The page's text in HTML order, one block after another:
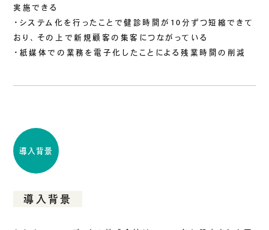
お問い合わせ
実施できる
・システム化を行ったことで健診時間が10分ずつ短縮できて
おり、その上で新規顧客の集客につながっている
・紙媒体での業務を電子化したことによる残業時間の削減
導入背景
導入背景